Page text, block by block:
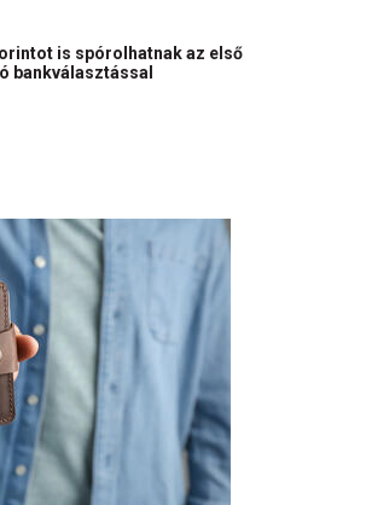
is spórolhatnak az első
bankválasztással